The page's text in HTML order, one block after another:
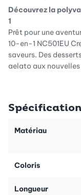
Découvrez la
1
Prêt pour une
10-en-1 NC501EU
saveurs. Des
gelato aux
pour créer de
Bien plus que de la
La Ninja Creami
s'agisse d'un sorbet
à chaque création
Matériau
Coloris
Longueur